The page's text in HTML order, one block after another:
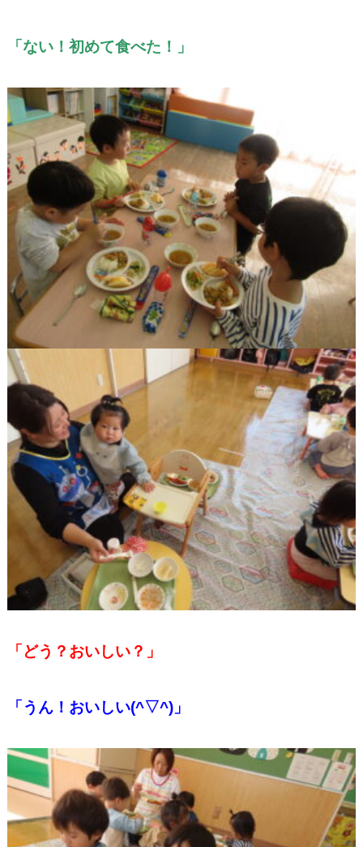
「ない！初めて食べた！」
「どう？おいしい？」
「うん！おいしい(^▽^)」